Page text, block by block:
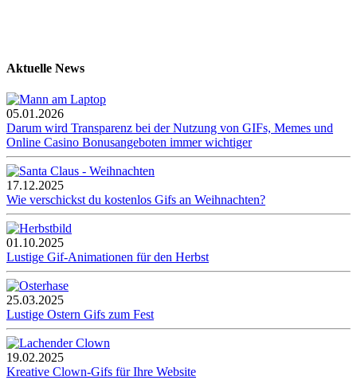
Aktuelle News
05.01.2026
Darum wird Transparenz bei der Nutzung von GIFs, Memes und
Online Casino Bonusangeboten immer wichtiger
17.12.2025
Wie verschickst du kostenlos Gifs an Weihnachten?
01.10.2025
Lustige Gif-Animationen für den Herbst
25.03.2025
Lustige Ostern Gifs zum Fest
19.02.2025
Kreative Clown-Gifs für Ihre Website